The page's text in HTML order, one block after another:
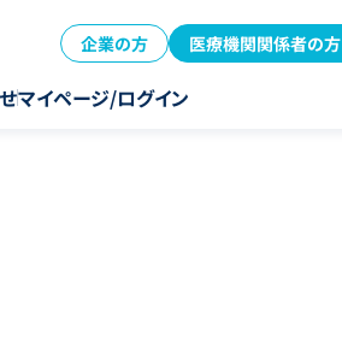
企業の方 医療機関関係者の方
マイページ/ログイン